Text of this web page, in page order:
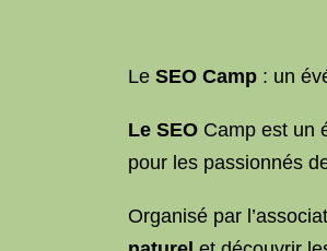
Le SEO Camp : un
Le SEO Camp est un
pour les passionnés
Organisé par